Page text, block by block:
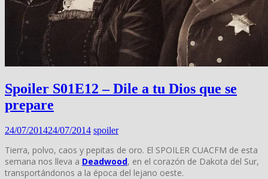
Spoiler S01E12 – Dile a tu Dios que se
prepare
24/07/201424/07/2014 spoiler
Tierra, polvo, caos y pepitas de oro. El SPOILER CUACFM de esta
semana nos lleva a Deadwood, en el corazón de Dakota del Sur,
transportándonos a la época del lejano oeste.